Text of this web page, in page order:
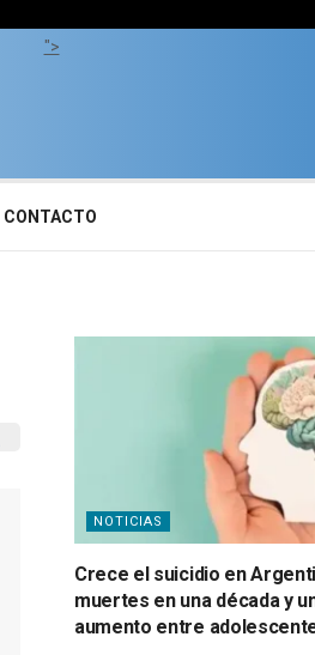
">
CONTACTO
NOTICIAS
Crece el suicidio en
muertes en una década y
aumento entre